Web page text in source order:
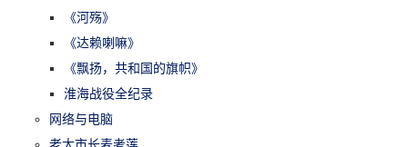
《河殇》
《达赖喇嘛》
《飘扬，共和国的旗帜》
淮海战役全纪录
网络与电脑
老太市长麦考莲